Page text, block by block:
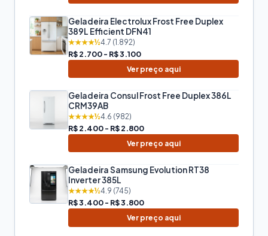
Geladeira Electrolux Frost Free Duplex
389L Efficient DFN41
★★★★½4.7 (1.892)
R$ 2.700 - R$ 3.100
Ver preço aqui
Geladeira Consul Frost Free Duplex 386L
CRM39AB
★★★★½4.6 (982)
R$ 2.400 - R$ 2.800
Ver preço aqui
Geladeira Samsung Evolution RT38
Inverter 385L
★★★★½4.9 (745)
R$ 3.400 - R$ 3.800
Ver preço aqui